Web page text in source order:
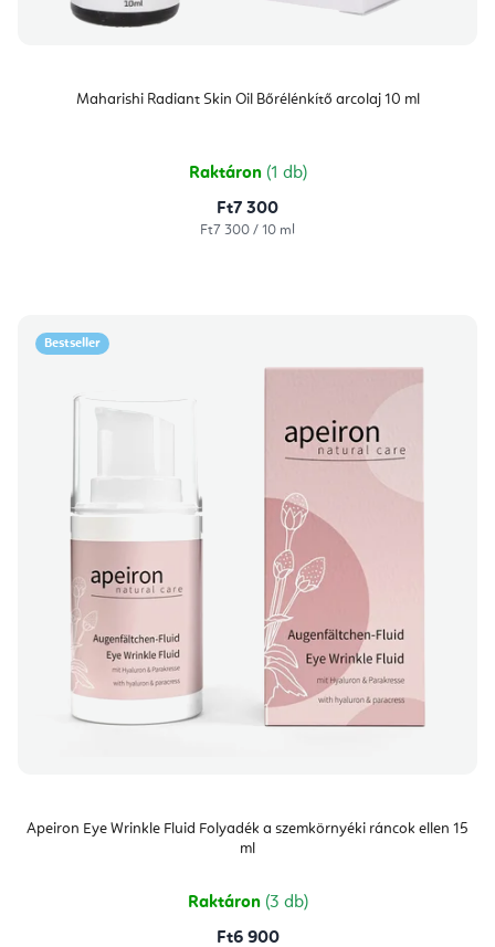
Maharishi Radiant Skin Oil Bőrélénkítő arcolaj 10 ml
Raktáron (1 db)
Ft7 300
Egységár:
Ft7 300 / 10 ml
Bestseller
Apeiron Eye Wrinkle Fluid Folyadék a szemkörnyéki ráncok ellen 15
ml
Raktáron (3 db)
Ft6 900